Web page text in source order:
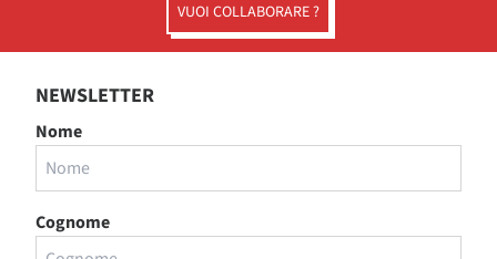
VUOI COLLABORARE ?
NEWSLETTER
Nome
Cognome